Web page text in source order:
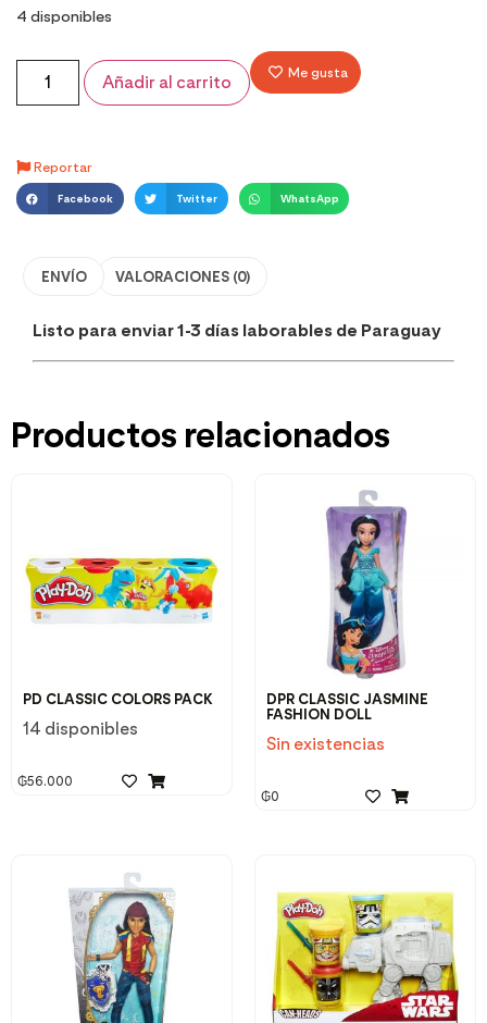
4 disponibles
Añadir al carrito Me gusta
Reportar
Facebook Twitter WhatsApp
ENVÍO VALORACIONES (0)
Listo para enviar 1-3 días laborables de Paraguay
Productos relacionados
PD CLASSIC COLORS PACK
14 disponibles
₲56.000
DPR CLASSIC JASMINE
FASHION DOLL
Sin existencias
₲0